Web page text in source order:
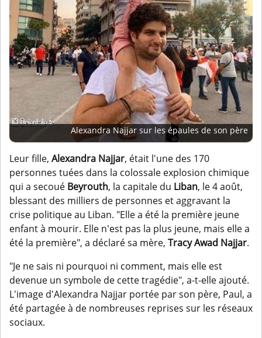
Alexandra Najjar sur les épaules de son père
Leur fille, Alexandra Najjar, était l'une des 170
personnes tuées dans la colossale explosion chimique
qui a secoué Beyrouth, la capitale du Liban, le 4 août,
blessant des milliers de personnes et aggravant la
crise politique au Liban. "Elle a été la première jeune
enfant à mourir. Elle n'est pas la plus jeune, mais elle a
été la première", a déclaré sa mère, Tracy Awad Najjar.
"Je ne sais ni pourquoi ni comment, mais elle est
devenue un symbole de cette tragédie", a-t-elle ajouté.
L'image d'Alexandra Najjar portée par son père, Paul, a
été partagée à de nombreuses reprises sur les réseaux
sociaux.